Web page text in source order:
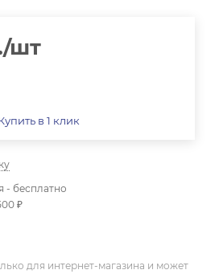
/шт
в 1 клик
- бесплатно
₽
для интернет-магазина и может